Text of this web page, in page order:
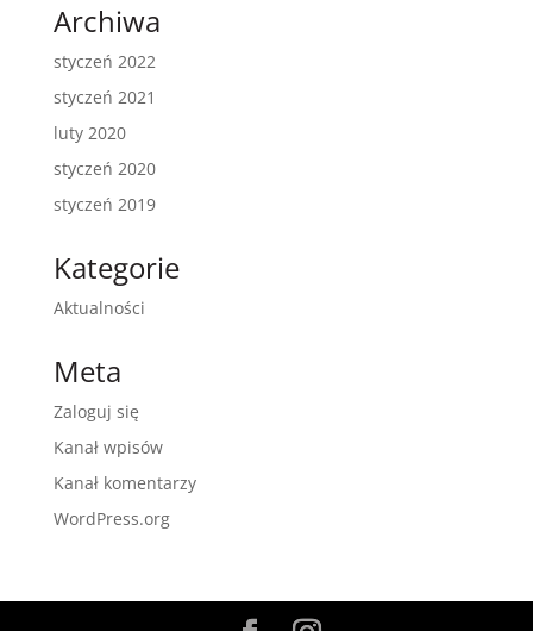
Archiwa
styczeń 2022
styczeń 2021
luty 2020
styczeń 2020
styczeń 2019
Kategorie
Aktualności
Meta
Zaloguj się
Kanał wpisów
Kanał komentarzy
WordPress.org